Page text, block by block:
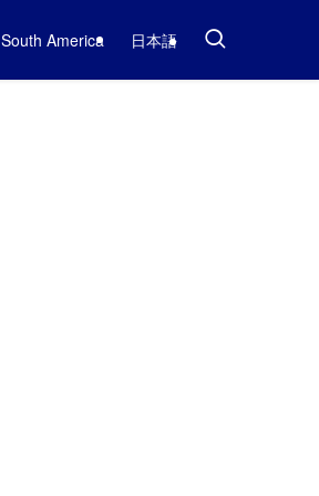
South America 日本語